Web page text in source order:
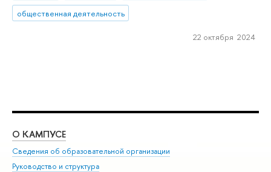
общественная деятельность
22 октября 2024
О КАМПУСЕ
Сведения об образовательной организации
Руководство и структура